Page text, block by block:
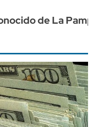
de La